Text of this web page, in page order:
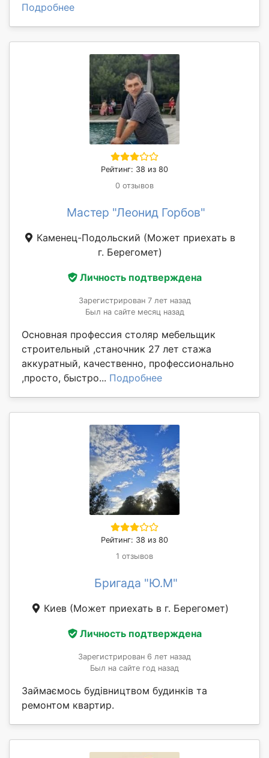
Подробнее
Рейтинг: 38 из 80
0 отзывов
Мастер "Леонид Горбов"
Каменец-Подольский (Может приехать в
г. Берегомет)
Личность подтверждена
Зарегистрирован 7 лет назад
Был на сайте месяц назад
Основная профессия столяр мебельщик
строительный ,станочник 27 лет стажа
аккуратный, качественно, профессионально
,просто, быстро... Подробнее
Рейтинг: 38 из 80
1 отзывов
Бригада "Ю.М"
Киев (Может приехать в г. Берегомет)
Личность подтверждена
Зарегистрирован 6 лет назад
Был на сайте год назад
Займаємось будівництвом будинків та
ремонтом квартир.